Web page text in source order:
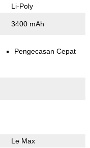
Li-Poly
3400 mAh
Pengecasan Cepat
Le Max